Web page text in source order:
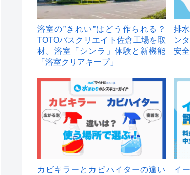
浴室の”きれい”はどう作られる？
TOTOバスクリエイト佐倉工場を取
材。浴室「シンラ」体験と新機能
「浴室クリアキープ」
排
ン
安
カビキラーとカビハイターの違い
イ